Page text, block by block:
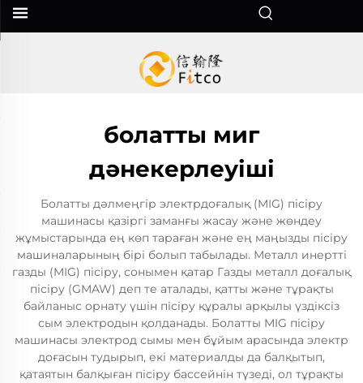
болатты миг
дәнекерлеуіші
Болатты дәлмеңгір электрдоғалық (MIG) пісіру
машинасы қазіргі заманғы жасау және жөндеу
жұмыстарында ең көп тараған және ең маңызды пісіру
машиналарының бірі болып табылады. Металл инертті
газды (MIG) пісіру, сонымен қатар Газды металл доғалық
пісіру (GMAW) деп те аталады, қатты және тұрақты
байланыс орнату үшін пісіру құралы арқылы үздіксіз
сым электродын қолданады. Болатты MIG пісіру
машинасы электрод сымы мен бұйым арасында электр
доғасын тудырып, екі материалды да балқытып,
қатаятын балқыған пісіру бассейнін түзеді, ол тұрақты